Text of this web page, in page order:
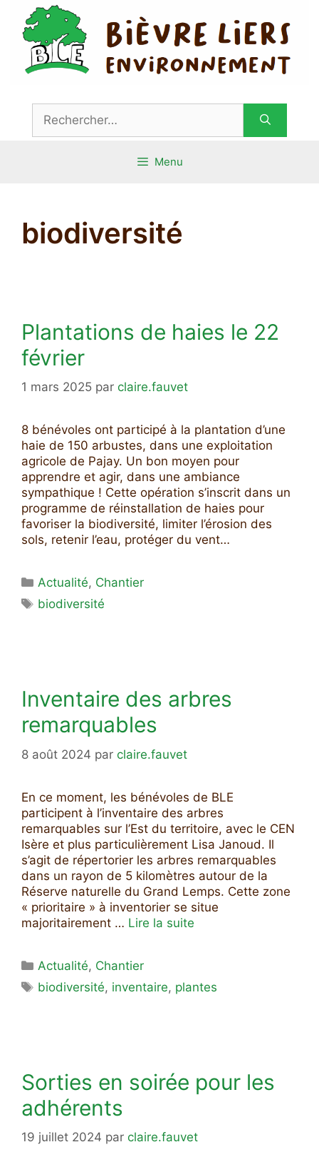
contenu
Menu
biodiversité
Plantations de haies le 22
février
1 mars 2025 par claire.fauvet
8 bénévoles ont participé à la plantation d’une
haie de 150 arbustes, dans une exploitation
agricole de Pajay. Un bon moyen pour
apprendre et agir, dans une ambiance
sympathique ! Cette opération s’inscrit dans un
programme de réinstallation de haies pour
favoriser la biodiversité, limiter l’érosion des
sols, retenir l’eau, protéger du vent…
Catégories
Actualité, Chantier
Étiquettes
biodiversité
Inventaire des arbres
remarquables
8 août 2024 par claire.fauvet
En ce moment, les bénévoles de BLE
participent à l’inventaire des arbres
remarquables sur l’Est du territoire, avec le CEN
Isère et plus particulièrement Lisa Janoud. Il
s’agit de répertorier les arbres remarquables
dans un rayon de 5 kilomètres autour de la
Réserve naturelle du Grand Lemps. Cette zone
« prioritaire » à inventorier se situe
majoritairement … Lire la suite
Catégories
Actualité, Chantier
Étiquettes
biodiversité, inventaire, plantes
Sorties en soirée pour les
adhérents
19 juillet 2024 par claire.fauvet